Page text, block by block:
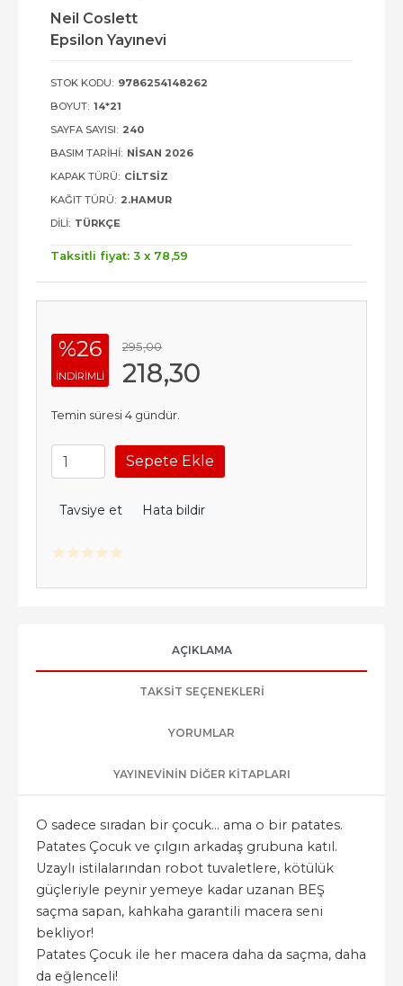
Neil Coslett
Epsilon Yayınevi
STOK KODU: 9786254148262
BOYUT: 14*21
SAYFA SAYISI: 240
BASIM TARIHI: NISAN 2026
KAPAK TÜRÜ: CILTSIZ
KAĞIT TÜRÜ: 2.HAMUR
DILI: TÜRKÇE
Taksitli fiyat: 3 x 78 ,59
%26
INDIRIMLI
295,00
218,30
Temin süresi 4 gündür.
Sepete Ekle
Tavsiye et Hata bildir
AÇIKLAMA
TAKSIT SEÇENEKLERI
YORUMLAR
YAYINEVININ DIĞER KITAPLARI
O sadece sıradan bir çocuk... ama o bir patates.
Patates Çocuk ve çılgın arkadaş grubuna katıl.
Uzaylı istilalarından robot tuvaletlere, kötülük
güçleriyle peynir yemeye kadar uzanan BEŞ
saçma sapan, kahkaha garantili macera seni
bekliyor!
Patates Çocuk ile her macera daha da saçma, daha
da eğlenceli!